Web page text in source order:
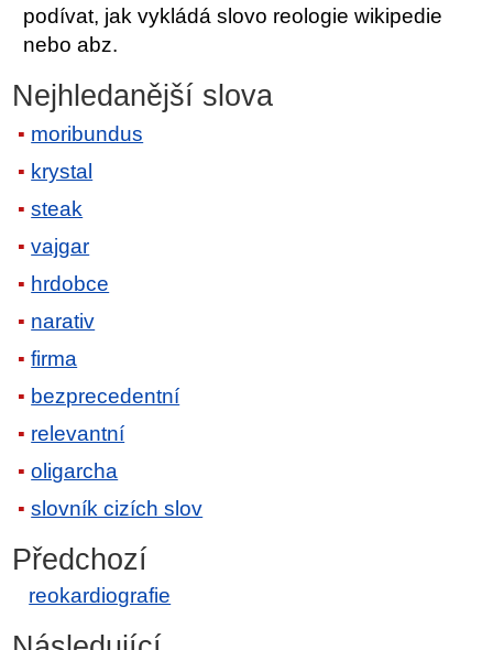
podívat, jak vykládá slovo reologie wikipedie
nebo abz.
Nejhledanější slova
moribundus
krystal
steak
vajgar
hrdobce
narativ
firma
bezprecedentní
relevantní
oligarcha
slovník cizích slov
Předchozí
reokardiografie